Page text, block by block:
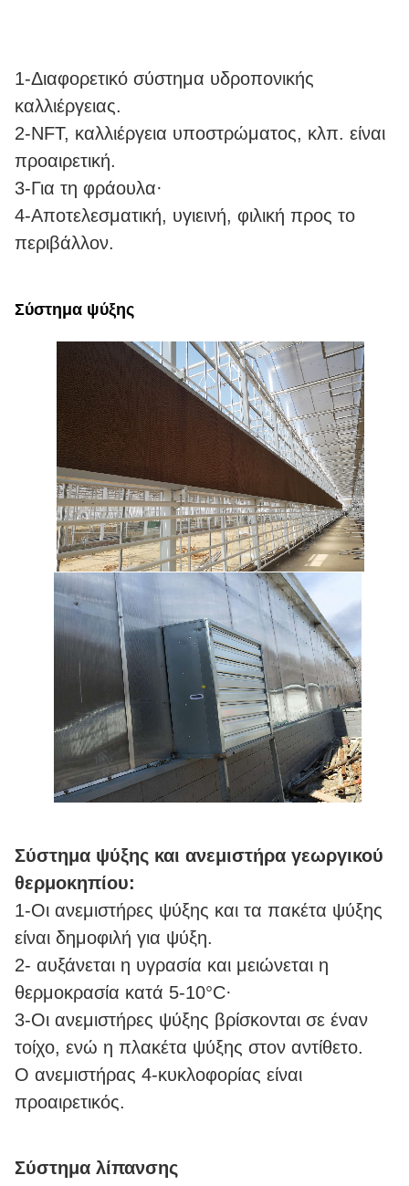
1-Διαφορετικό σύστημα υδροπονικής
καλλιέργειας.
2-NFT, καλλιέργεια υποστρώματος, κλπ. είναι
προαιρετική.
3-Για τη φράουλα·
4-Αποτελεσματική, υγιεινή, φιλική προς το
περιβάλλον.
Σύστημα ψύξης
Σύστημα ψύξης και ανεμιστήρα γεωργικού
θερμοκηπίου:
1-Οι ανεμιστήρες ψύξης και τα πακέτα ψύξης
είναι δημοφιλή για ψύξη.
2- αυξάνεται η υγρασία και μειώνεται η
θερμοκρασία κατά 5-10°C·
3-Οι ανεμιστήρες ψύξης βρίσκονται σε έναν
τοίχο, ενώ η πλακέτα ψύξης στον αντίθετο.
Ο ανεμιστήρας 4-κυκλοφορίας είναι
προαιρετικός.
Σύστημα λίπανσης